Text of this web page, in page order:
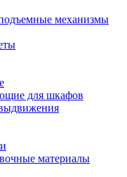
механизмы
для шкафов
материалы